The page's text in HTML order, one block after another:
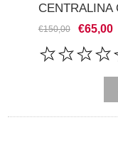
CENTRALINA
€150,00 €65,00